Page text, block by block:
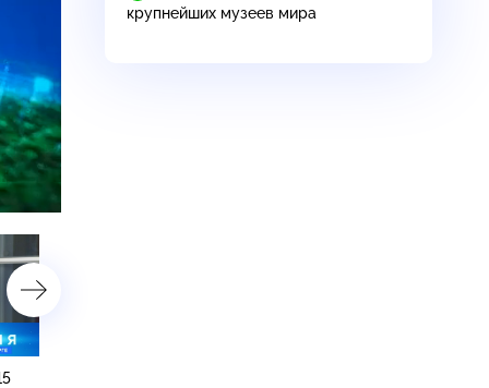
крупнейших музеев мира